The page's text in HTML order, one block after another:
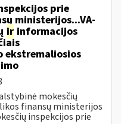
prie
ministerijos...VA-
ir informacijos
ekstremaliosios
mokesčių
finansų ministerijos
inspekcijos prie